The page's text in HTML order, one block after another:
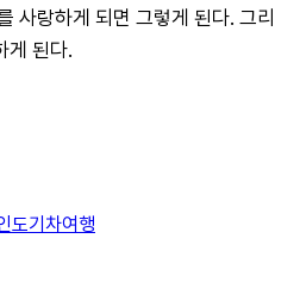
사랑하게 되면 그렇게 된다. 그리
게 된다.
도기차여행